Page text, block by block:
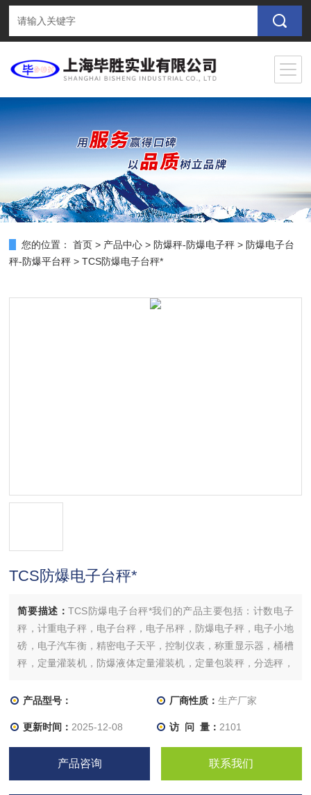
您的位置： 首页 > 产品中心 > 防爆秤-防爆电子秤 > 防爆电子台
秤-防爆平台秤 > TCS防爆电子台秤*
TCS防爆电子台秤*
简要描述：TCS防爆电子台秤*我们的产品主要包括：计数电子
秤，计重电子秤，电子台秤，电子吊秤，防爆电子秤，电子小地
磅，电子汽车衡，精密电子天平，控制仪表，称重显示器，桶槽
秤，定量灌装机，防爆液体定量灌装机，定量包装秤，分选秤，
传感器等等。
产品型号： 厂商性质： 生产厂家
更新时间： 2025-12-08 访 问 量： 2101
产品咨询 联系我们